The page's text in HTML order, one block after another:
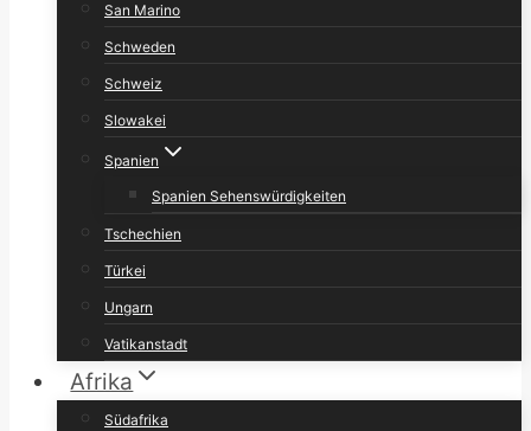
San Marino
Schweden
Schweiz
Slowakei
Spanien
Spanien Sehenswürdigkeiten
Tschechien
Türkei
Ungarn
Vatikanstadt
Afrika
Südafrika